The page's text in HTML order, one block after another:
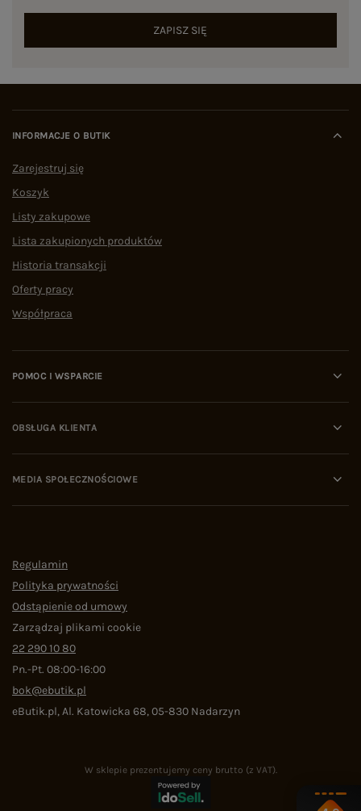
ZAPISZ SIĘ
INFORMACJE O BUTIK
Zarejestruj się
Koszyk
Listy zakupowe
Lista zakupionych produktów
Historia transakcji
Oferty pracy
Współpraca
POMOC I WSPARCIE
OBSŁUGA KLIENTA
MEDIA SPOŁECZNOŚCIOWE
Regulamin
Polityka prywatności
Odstąpienie od umowy
Zarządzaj plikami cookie
22 290 10 80
Pn.-Pt. 08:00-16:00
bok@ebutik.pl
eButik.pl,Al. Katowicka 68,05-830 Nadarzyn
W sklepie prezentujemy ceny brutto (z VAT).